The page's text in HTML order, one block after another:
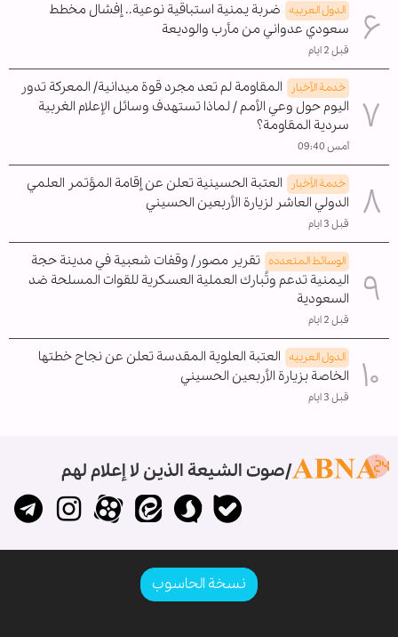
الدول العربیه ضربة يمنية استباقية نوعية.. إفشال مخطط
سعودي عدواني من مأرب والوديعة
قبل 2 ايام
خدمة الأخبار
المقاومة لم تعد مجرد قوة ميدانية/ المعركة تدور
اليوم حول وعي الأمم / لماذا تستهدف وسائل الإعلام الغربية
سردية المقاومة؟
أمس 09:40
خدمة الأخبار
العتبة الحسينية تعلن عن إقامة المؤتمر العلمي
الدولي العاشر لزيارة الأربعين الحسيني
قبل 3 ايام
الوسائط المتعدده تقرير مصور/ وقفات شعبية في مدينة حجة
اليمنية تدعم وتُبارك العملية العسكرية للقوات المسلحة ضد
السعودية
قبل 2 ايام
الدول العربیه العتبة العلوية المقدسة تعلن عن نجاح خطتها
الخاصة بزيارة الأربعين الحسيني
قبل 3 ايام
صوت الشيعة الذين لا إعلام لهم
نسخة الحاسوب